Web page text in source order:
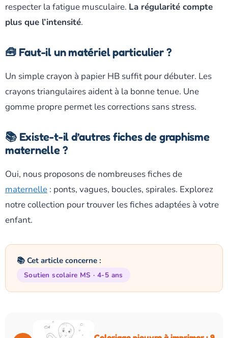
respecter la fatigue musculaire. La régularité compte
plus que l’intensité.
🧰 Faut-il un matériel particulier ?
Un simple crayon à papier HB suffit pour débuter. Les
crayons triangulaires aident à la bonne tenue. Une
gomme propre permet les corrections sans stress.
📚 Existe-t-il d’autres fiches de graphisme
maternelle ?
Oui, nous proposons de nombreuses fiches de
maternelle : ponts, vagues, boucles, spirales. Explorez
notre collection pour trouver les fiches adaptées à votre
enfant.
📚 Cet article concerne :
Soutien scolaire MS · 4-5 ans